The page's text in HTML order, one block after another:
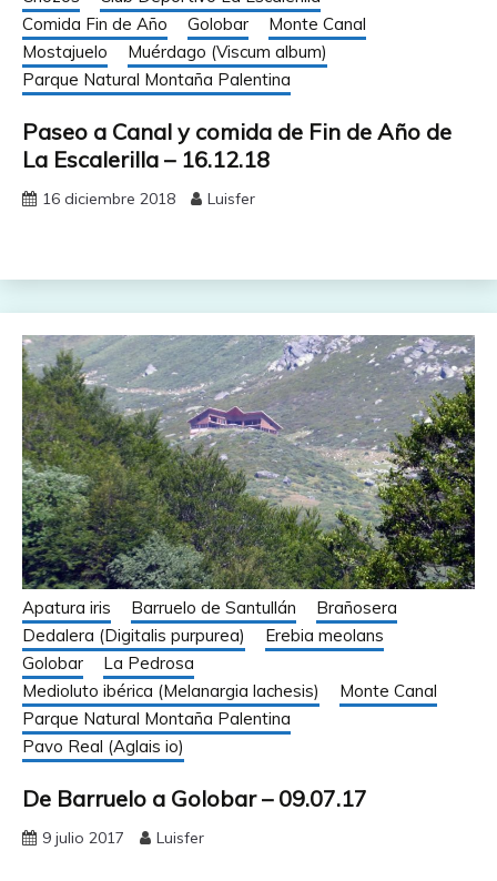
Comida Fin de Año
Golobar
Monte Canal
Mostajuelo
Muérdago (Viscum album)
Parque Natural Montaña Palentina
Paseo a Canal y comida de Fin de Año de
La Escalerilla – 16.12.18
16 diciembre 2018 Luisfer
Apatura iris Barruelo de Santullán
Brañosera
Dedalera (Digitalis purpurea)
Erebia meolans
Golobar
La Pedrosa
Medioluto ibérica (Melanargia lachesis)
Monte Canal
Parque Natural Montaña Palentina
Pavo Real (Aglais io)
De Barruelo a Golobar – 09.07.17
9 julio 2017 Luisfer